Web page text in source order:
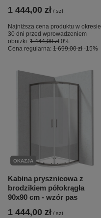
1 444,00 zł / szt.
Najniższa cena produktu w okresie
30 dni przed wprowadzeniem
obniżki: 1 444,00 zł 0%
Cena regularna: 1 699,00 zł -15%
OKAZJA
Kabina prysznicowa z
brodzikiem półokrągła
90x90 cm - wzór pas
1 444,00 zł / szt.